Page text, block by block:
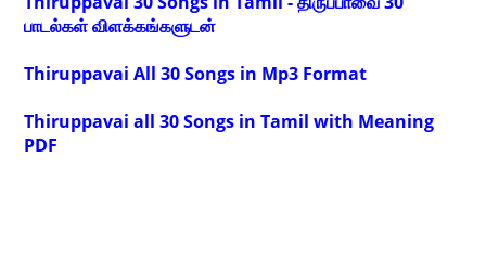
பாடல்கள் விளக்கங்களுடன்
Thiruppavai All 30 Songs in Mp3 Format
Thiruppavai all 30 Songs in Tamil with Meaning
PDF